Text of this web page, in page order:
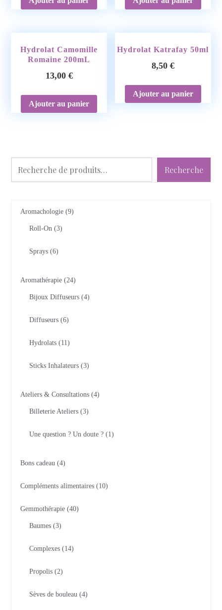
Hydrolat Camomille
Romaine 200mL
13,00 €
Ajouter au panier
Hydrolat Katrafay 50ml
8,50 €
Ajouter au panier
Recherche
Aromachologie 9
Roll-On 3
Sprays 6
Aromathérapie 24
Bijoux Diffuseurs 4
Diffuseurs 6
Hydrolats 11
Sticks Inhalateurs 3
Ateliers & Consultations 4
Billeterie Ateliers 3
Une question ? Un doute ? 1
Bons cadeau 4
Compléments alimentaires 10
Gemmothérapie 40
Baumes 3
Complexes 14
Propolis 2
Sèves de bouleau 4